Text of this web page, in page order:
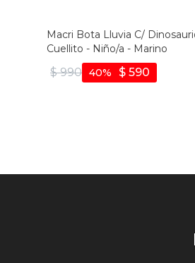
Macri Bota Lluvia C/
Cuellito - Niño/a - Marino
$ 990 $ 590
40